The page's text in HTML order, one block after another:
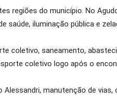
regiões do município. No
saúde, iluminação pública e
coletivo, saneamento,
coletivo logo após o
manutenção de vias,